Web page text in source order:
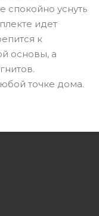
спокойно уснуть
идет
к
основы, а
точке дома.